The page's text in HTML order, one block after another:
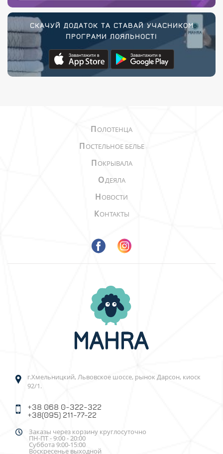
СКАЧУЙ ДОДАТОК ТА СТАВАЙ УЧАСНИКОМ
ПРОГРАМИ ЛОЯЛЬНОСТІ
ПОЛОТЕНЦА
ПОСТЕЛЬНОЕ БЕЛЬЕ
ПОКРЫВАЛА
ОДЕЯЛА
НОВОСТИ
КОНТАКТЫ
г.Хмельницкий, Львовское шоссе, рынок Дарсон, киоск
92/1.
+38 068 0-322-322
+38(095) 211-77-22
Заказы через корзину круглосуточно
ПН-ПТ - 9:00 - 20:00
Суббота 9:00-15:00
Воскресенье выходной